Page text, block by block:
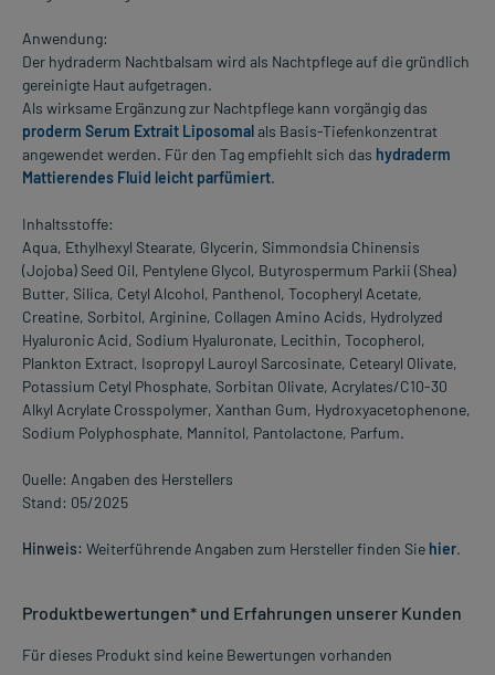
Anwendung:
Der hydraderm Nachtbalsam wird als Nachtpflege auf die gründlich
gereinigte Haut aufgetragen.
Als wirksame Ergänzung zur Nachtpflege kann vorgängig das
proderm Serum Extrait Liposomalals Basis-Tiefenkonzentrat
angewendet werden. Für den Tag empfiehlt sich das hydraderm
Mattierendes Fluid leicht parfümiert.
Inhaltsstoffe:
Aqua, Ethylhexyl Stearate, Glycerin, Simmondsia Chinensis
(Jojoba) Seed Oil, Pentylene Glycol, Butyrospermum Parkii (Shea)
Butter, Silica, Cetyl Alcohol, Panthenol, Tocopheryl Acetate,
Creatine, Sorbitol, Arginine, Collagen Amino Acids, Hydrolyzed
Hyaluronic Acid, Sodium Hyaluronate, Lecithin, Tocopherol,
Plankton Extract, Isopropyl Lauroyl Sarcosinate, Cetearyl Olivate,
Potassium Cetyl Phosphate, Sorbitan Olivate, Acrylates/C10-30
Alkyl Acrylate Crosspolymer, Xanthan Gum, Hydroxyacetophenone,
Sodium Polyphosphate, Mannitol, Pantolactone, Parfum.
Quelle: Angaben des Herstellers
Stand: 05/2025
Hinweis: Weiterführende Angaben zum Hersteller finden Sie hier.
Produktbewertungen* und Erfahrungen unserer Kunden
Für dieses Produkt sind keine Bewertungen vorhanden